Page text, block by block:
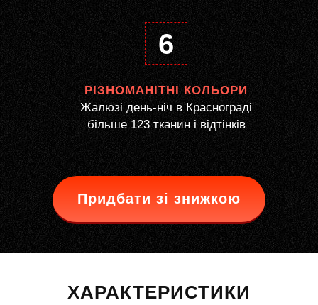
6
РІЗНОМАНІТНІ КОЛЬОРИ
Жалюзі день-ніч в Краснограді
більше 123 тканин і відтінків
Придбати зі знижкою
ХАРАКТЕРИСТИКИ